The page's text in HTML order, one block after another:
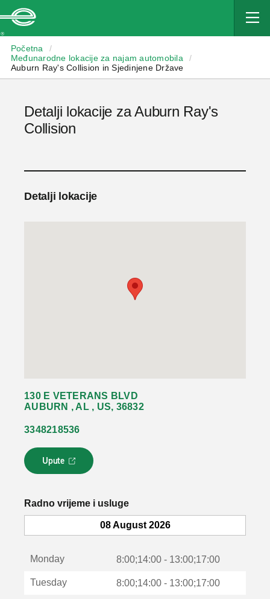
Početna
/
Međunarodne lokacije za najam automobila
/
Auburn Ray's Collision in Sjedinjene Države
Detalji lokacije za Auburn Ray's
Collision
Detalji lokacije
130 E VETERANS BLVD
AUBURN , AL , US, 36832
3348218536
Upute
L
i
k
o
Radno vrijeme i usluge
08 August 2026
Monday 8:00;14:00 - 13:00;17:00
Tuesday 8:00;14:00 - 13:00;17:00